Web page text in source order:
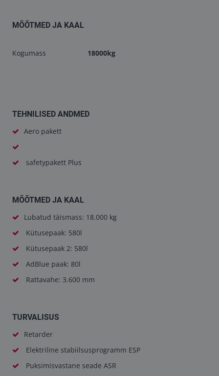
MÕÕTMED JA KAAL
Kogumass 18000kg
TEHNILISED ANDMED
Aero pakett
safetypakett Plus
MÕÕTMED JA KAAL
Lubatud täismass: 18.000 kg
Kütusepaak: 580l
Kütusepaak 2: 580l
AdBlue paak: 80l
Rattavahe: 3.600 mm
TURVALISUS
Retarder
Elektriline stabiilsusprogramm ESP
Puksimisvastane seade ASR